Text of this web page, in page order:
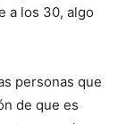
a los 30, algo
personas que
de que es